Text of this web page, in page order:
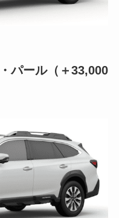
パール（＋33,000